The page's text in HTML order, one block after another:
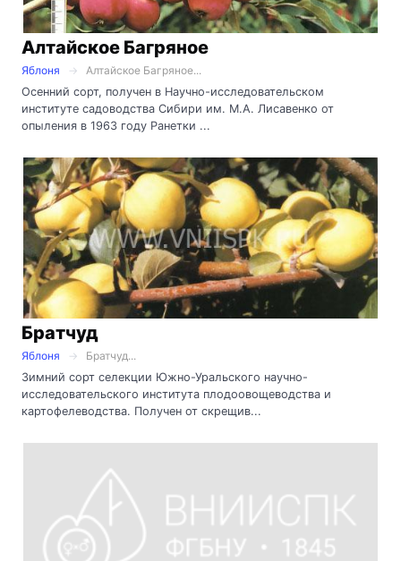
Алтайское Багряное
Яблоня
Алтайское Багряное...
Осенний сорт, получен в Научно-исследовательском
институте садоводства Сибири им. М.А. Лисавенко от
опыления в 1963 году Ранетки ...
Братчуд
Яблоня
Братчуд...
Зимний сорт селекции Южно-Уральского научно-
исследовательского института плодоовощеводства и
картофелеводства. Получен от скрещив...